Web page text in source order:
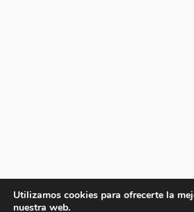
Utilizamos cookies para ofrecerte la
nuestra web.